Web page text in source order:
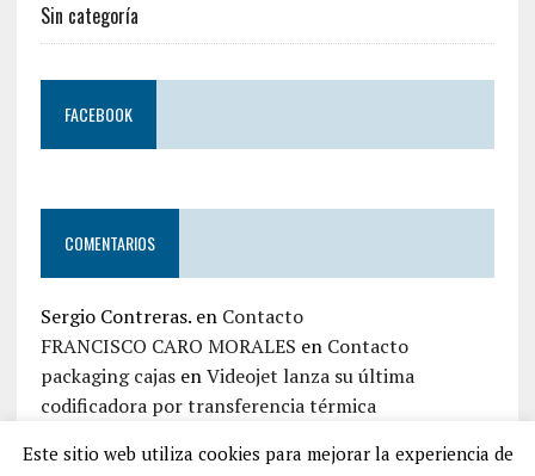
Sin categoría
FACEBOOK
COMENTARIOS
Sergio Contreras.en Contacto
FRANCISCO CARO MORALES en Contacto
packaging cajasenVideojet lanza su última
codificadora por transferencia térmica
Iván Top EmbalajeenContacto
Este sitio web utiliza cookies para mejorar la experiencia de